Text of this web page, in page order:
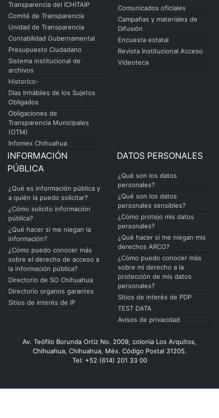
Transparencia del ICHITAIP
Comité de Transparencia
Unidad de Transparencia
Contabilidad Gubernamental
Presupuesto Ciudadano
Sistema institucional de
archivos
Historico-
Días Inhábiles de los Sujetos
Obligados
Obligaciones de
Transparencia Municipales
(OTM)
Infomex Chihuahua
Comunicados oficiales
Campañas y materiales de
Difusión
Encuesta estatal
Revista Institucional Acceso
Videoteca
INFORMACIÓN
PÚBLICA
¿Qué es información pública y
a quién la puedo solicitar?
¿Cómo solicito información
pública?
¿Qué hacer si me niegan la
información?
¿Cómo puedo conocer más
sobre el derecho de acceso a
la información pública?
Directorio de SO Chihuahua
Directorio organos garantes
Sitios de interés de IP
DATOS PERSONALES
¿Qué son los datos
personales?
¿Qué son los datos
personales sensibles?
¿Cómo protejo mis datos
personales?
¿Qué hacer si me niegan mis
derechos ARCO?
¿Cómo puedo conocer más
sobre mi derecho a la
protección de mis datos
personales?
Sitios de interés de PDP
TEST DATA
Avisos de privacidad
Av. Teófilo Borunda Ortíz No. 2009, colonia Los Arquitos,
Chihuahua, Chihuahua, Méx. Código Postal 31205.
Tel: +52 (614) 201 33 00